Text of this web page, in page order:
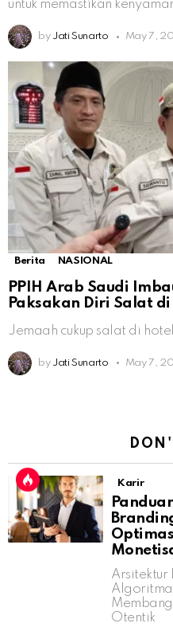
untuk memastikan
by Jati Sunarto May 7,
Berita NASIONAL
PPIH Arab Saudi
Paksakan Diri Salat
Jemaah cukup salat di
by Jati Sunarto May 7,
Karir
Arsitektur
Otentik